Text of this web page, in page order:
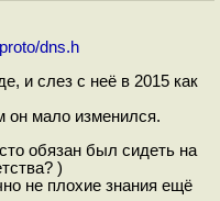
dns.h
и слез с неё в 2015 как
он мало изменился.
обязан был сидеть на
)
не плохие знания ещё